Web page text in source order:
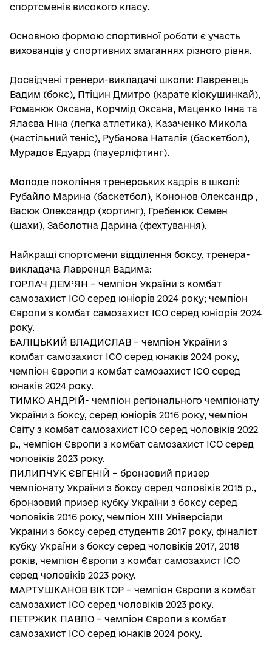
спортсменів високого класу.
Основною формою спортивної роботи є участь
вихованців у спортивних змаганнях різного рівня.
Досвідчені тренери-викладачі школи: Лавренець
Вадим (бокс), Птіцин Дмитро (карате кіокушинкай),
Романюк Оксана, Корчмід Оксана, Маценко Інна та
Ялаєва Ніна (легка атлетика), Казаченко Микола
(настільний теніс), Рубанова Наталія (баскетбол),
Мурадов Едуард (пауерліфтинг).
Молоде покоління тренерських кадрів в школі:
Рубайло Марина (баскетбол), Кононов Олександр ,
Васюк Олександр (хортинг), Гребенюк Семен
(шахи), Заболотна Дарина (фехтування).
Найкращі спортсмени відділення боксу, тренера-
викладача Лавренця Вадима:
ГОРЛАЧ ДЕМ’ЯН – чемпіон України з комбат
самозахист ІСО серед юніорів 2024 року; чемпіон
Європи з комбат самозахист ІСО серед юніорів 2024
року.
БАЛІЦЬКИЙ ВЛАДИСЛАВ – чемпіон України з
комбат самозахист ІСО серед юнаків 2024 року,
чемпіон Європи з комбат самозахист ІСО серед
юнаків 2024 року.
ТИМКО АНДРІЙ- чемпіон регіонального чемпіонату
України з боксу, серед юніорів 2016 року, чемпіон
Світу з комбат самозахист ІСО серед чоловіків 2022
р., чемпіон Європи з комбат самозахист ІСО серед
чоловіків 2023 року.
ПИЛИПЧУК ЄВГЕНІЙ – бронзовий призер
чемпіонату України з боксу серед чоловіків 2015 р.,
бронзовий призер кубку України з боксу серед
чоловіків 2016 року, чемпіон ХІІІ Універсіади
України з боксу серед студентів 2017 року, фіналіст
кубку України з боксу серед чоловіків 2017, 2018
років, чемпіон Європи з комбат самозахист ІСО
серед чоловіків 2023 року.
МАРТУШКАНОВ ВІКТОР – чемпіон Європи з комбат
самозахист ІСО серед чоловіків 2023 року.
ПЕТРЖИК ПАВЛО – чемпіон Європи з комбат
самозахист ІСО серед юнаків 2024 року.